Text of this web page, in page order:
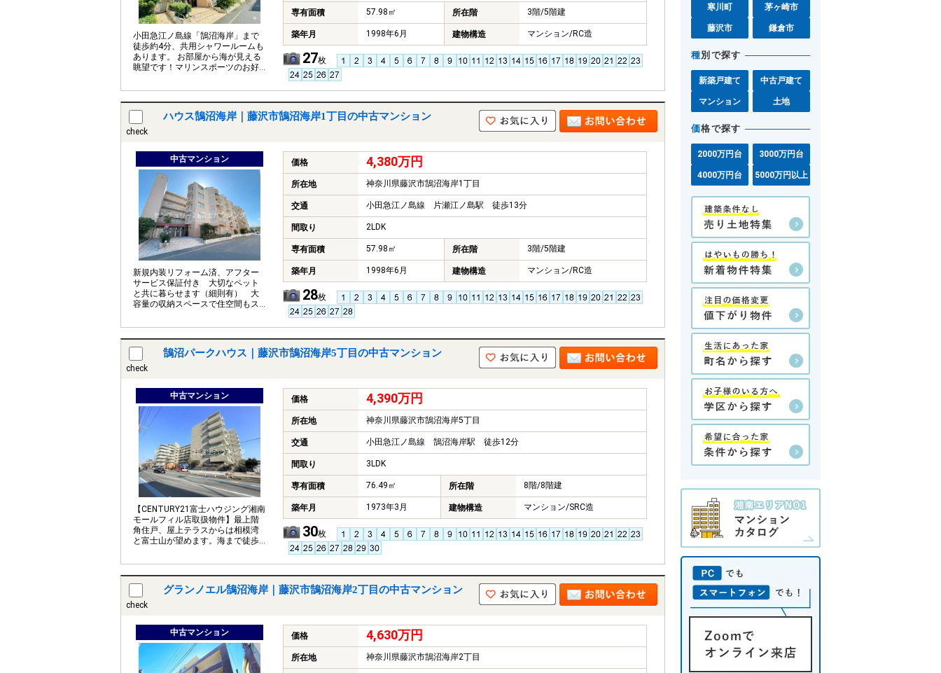
小田急江ノ島線「鵠沼海岸」まで
徒歩約4分、共用シャワールームも
あります。 お部屋から海が見える
眺望です！マリンスポーツのお好
す。
専有面積 57.98㎡ 所在階 3階/5階建
築年月 1998年6月 建物構造 マンション/RC造
27枚
check
ハウス鵠沼海岸｜藤沢市鵠沼海岸1丁目の中古マンション
中古マンション
新規内装リフォーム済、アフター
サービス保証付き 大切なペット
と共に暮らせます（細則有） 大
容量の収納スペースで住空間もス
価格 4,380万円
所在地 神奈川県藤沢市鵠沼海岸1丁目
交通 小田急江ノ島線 片瀬江ノ島駅 徒歩13分
間取り 2LDK
専有面積 57.98㎡ 所在階 3階/5階建
築年月 1998年6月 建物構造 マンション/RC造
28枚
check
鵠沼パークハウス｜藤沢市鵠沼海岸5丁目の中古マンション
中古マンション
【CENTURY21富士ハウジング湘南
モールフィル店取扱物件】最上階
角住戸、屋上テラスからは相模湾
と富士山が望めます。海まで徒歩
価格 4,390万円
所在地 神奈川県藤沢市鵠沼海岸5丁目
交通 小田急江ノ島線 鵠沼海岸駅 徒歩12分
間取り 3LDK
専有面積 76.49㎡ 所在階 8階/8階建
築年月 1973年3月 建物構造 マンション/SRC造
30枚
check
グランノエル鵠沼海岸｜藤沢市鵠沼海岸2丁目の中古マンション
中古マンション 価格 4,630万円
所在地 神奈川県藤沢市鵠沼海岸2丁目
寒川町 茅ヶ崎市
藤沢市 鎌倉市
種別で探す
新築戸建て 中古戸建て
マンション 土地
価格で探す
2000万円台 3000万円台
4000万円台 5000万円以上